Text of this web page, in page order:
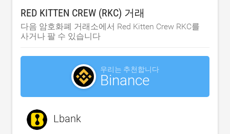
RED KITTEN CREW (RKC) 거래
다음 암호화폐 거래소에서 Red Kitten Crew RKC를
사거나 팔 수 있습니다
우리는 추천합니다
Binance
Lbank